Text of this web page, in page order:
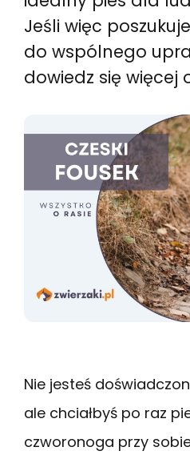
Jeśli więc
do wspólnego
dowiedz się więcej
Nie jesteś
ale chciałbyś po raz
czworonoga przy